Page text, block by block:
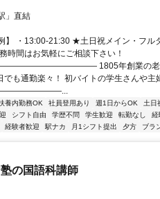
」直結
】 ・13:00-21:30 ★土日祝メイン・フル
間はお気軽にご相談下さい！
1805年創業の老舗
も通勤楽々！ 初バイトの学生さんや
養内勤務OK 社員登用あり 週1日からOK
土日
シフト自由 学歴不問 学生歓迎 転勤なし
経
経験者歓迎 駅ナカ 月1シフト提出 夕方 ブラ
の国語科講師